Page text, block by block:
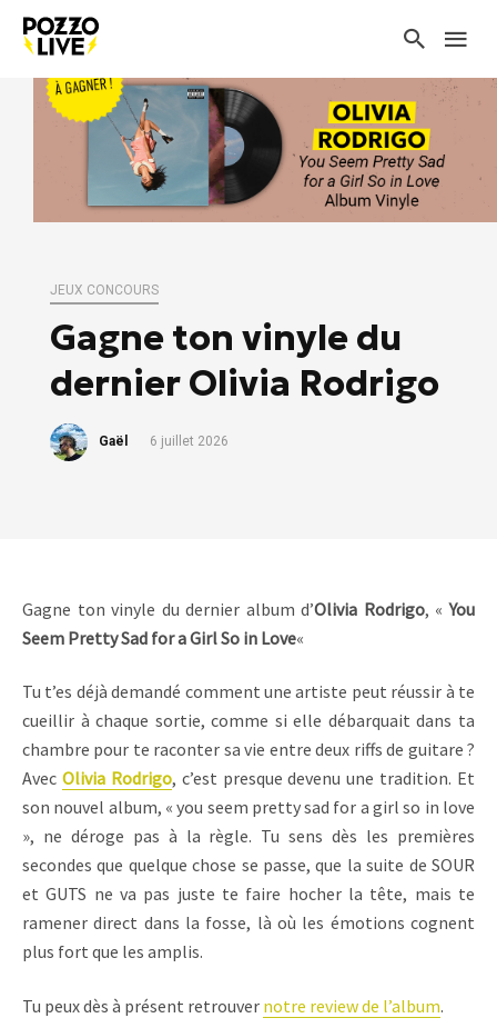
JEUX CONCOURS
Gagne ton vinyle du
dernier Olivia Rodrigo
Gaël 6 juillet 2026
Gagne ton vinyle du dernier album d’Olivia Rodrigo, «You
Seem Pretty Sad for a Girl So in Love«
Tu t’es déjà demandé comment une artiste peut réussir à te
cueillir à chaque sortie, comme si elle débarquait dans ta
chambre pour te raconter sa vie entre deux riffs de guitare ?
Avec Olivia Rodrigo, c’est presque devenu une tradition. Et
son nouvel album, « you seem pretty sad for a girl so in love
», ne déroge pas à la règle. Tu sens dès les premières
secondes que quelque chose se passe, que la suite de SOUR
et GUTS ne va pas juste te faire hocher la tête, mais te
ramener direct dans la fosse, là où les émotions cognent
plus fort que les amplis.
Tu peux dès à présent retrouver notre review de l’album.